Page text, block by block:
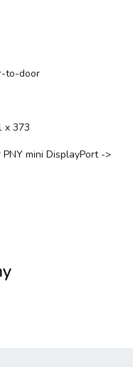
to-door
x 373
mini DisplayPort ->